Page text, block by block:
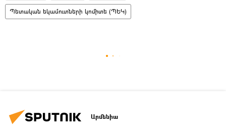
Պետական եկամուտների կոմիտե (ՊԵԿ)
Արմենիա